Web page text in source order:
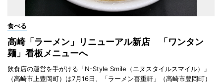
食べる
高崎「ラーメン」リニューアル新店 「ワンタン
麺」看板メニューへ
飲食店の運営を手がける「N-Style Smile（エヌスタイルスマイル）」
（高崎市上豊岡町）は7月16日、「ラーメン喜重軒」（高崎市豊岡町）